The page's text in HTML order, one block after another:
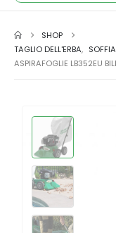
SHOP
TAGLIO DELL'ERBA,
ASPIRAFOGLIE LB352EU